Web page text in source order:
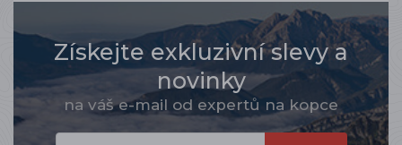
Získejte exkluzivní slevy a
novinky
na váš e-mail od expertů na kopce